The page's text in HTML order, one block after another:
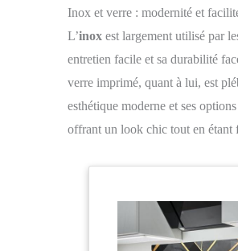
Inox et verre : modernité et
L’inox est largement utilisé par
entretien facile et sa durabilité
verre imprimé, quant à lui, est
esthétique moderne et ses
offrant un look chic tout en étant